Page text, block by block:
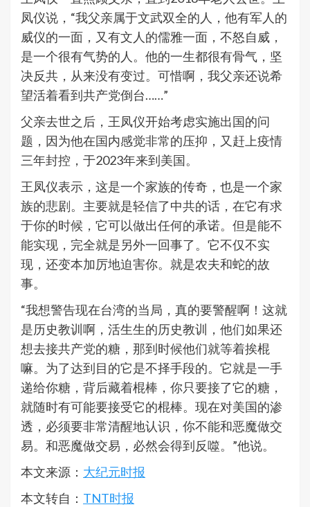
凤仪说，“我父亲属于文武双全的人， 他有军 人的
威仪的一面，又有文人的儒雅一面，不怒自威，
是一个很有气势的人。 他的一生都很有骨气，坚
决反共，从来没有变过。可惜啊，我父亲还说希
望活着看到共产党倒台……”
父亲去世之后，王凤仪开始考虑实施出国的问
题，因为他在国内感觉非常的压抑，又赶上疫情
三年封控，于2023年来到美国。
王凤仪表示，这是一个家族的传奇，也是一个家
族的悲剧。主要就是轻信了中共的话，在它有求
于你的时候，它可以做出任何的承诺。但是能不
能实现，完全就是另外一回事了。它不仅不实
现，还变本加厉地迫害你。就是农夫和蛇的故
事。
“我想警告现在台湾的当局，真的要警醒啊！这就
是历史教训啊，活生生的历史教训，他们如果还
想去接共产党的糖，那到时候他们就等着挨棍
嘛。为了达到目的它是不择手段的。它就是一手
递给你糖，背后藏着棍棒，你只要接了它的糖，
就随时有可能要接受它的棍棒。现在对美国的渗
透，必须要非常清醒地认识，你不能和恶魔做交
易。和恶魔做交易，必然会得到反噬。”他说。
本文来源： 大纪元时报
本文转自： TNT时报